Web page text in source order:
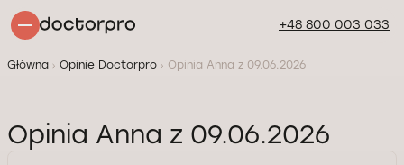
+48 800 003 033
Główna Opinie Doctorpro Opinia Anna z 09.06.2026
Opinia Anna z 09.06.2026